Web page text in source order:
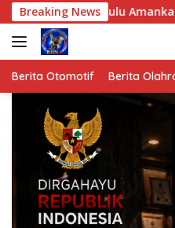
Langsung
ke
konten
Breaking News
Amankan Lokasi
Berita Otomotif Berita